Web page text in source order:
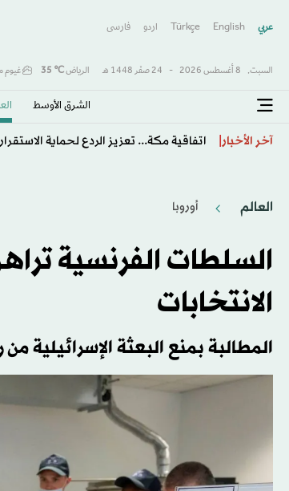
عربي English
Türkçe اردو فارسى
السبت, 8 أغسطس 2026 - 24 صفَر 1448 هـ الرياض℃
35 غيوم
الشرق الأوسط​
آخر الأخبار
العالم أوروبا
السلطات الفرنسية
الانتخابات
المطالبة بمنع البعثة الإسرائيلية